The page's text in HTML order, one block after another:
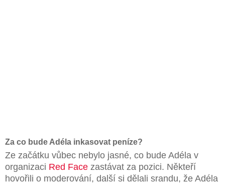
Za co bude Adéla inkasovat peníze?
Ze začátku vůbec nebylo jasné, co bude Adéla v
organizaci Red Face zastávat za pozici. Někteří
hovořili o moderování, další si dělali srandu, že Adéla